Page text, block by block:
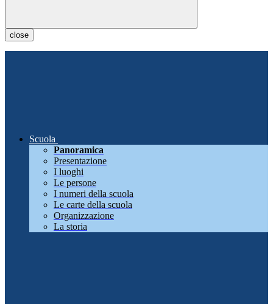
close
Scuola
Panoramica
Presentazione
I luoghi
Le persone
I numeri della scuola
Le carte della scuola
Organizzazione
La storia